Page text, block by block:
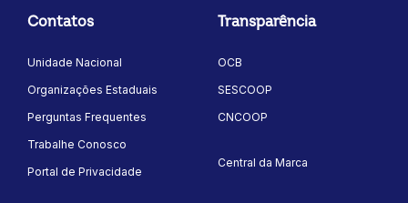
Contatos
Unidade Nacional
Organizações Estaduais
Perguntas Frequentes
Trabalhe Conosco
Portal de Privacidade
Transparência
OCB
SESCOOP
CNCOOP
Central da Marca